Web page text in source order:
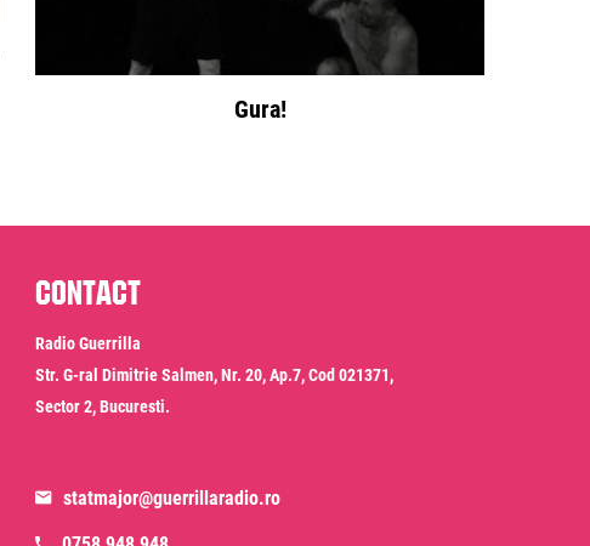
Gura!
Contact
Radio Guerrilla
Str. G-ral Dimitrie Salmen, Nr. 20, Ap.7, Cod 021371,
Sector 2, Bucuresti.
statmajor@guerrillaradio.ro